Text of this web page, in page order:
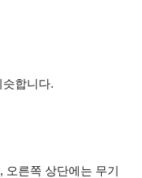
슷합니다.
른쪽 상단에는 무기